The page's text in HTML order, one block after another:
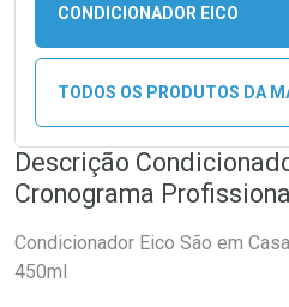
CONDICIONADOR EICO
TODOS OS PRODUTOS DA
Descrição
Cronograma
Condicionador Eico São em
450ml